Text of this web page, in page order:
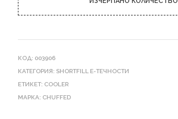
КОД: 003906
КАТЕГОРИЯ: SHORTFILL Е-ТЕЧНОСТИ
ЕТИКЕТ: COOLER
МАРКА: CHUFFED